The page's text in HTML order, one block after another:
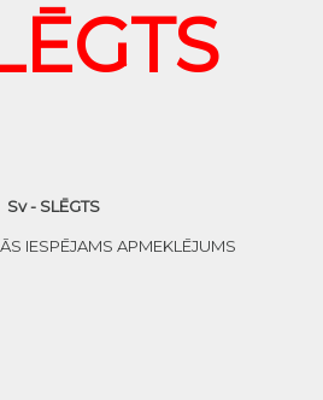
Sv - SLĒGTS
IESPĒJAMS APMEKLĒJUMS